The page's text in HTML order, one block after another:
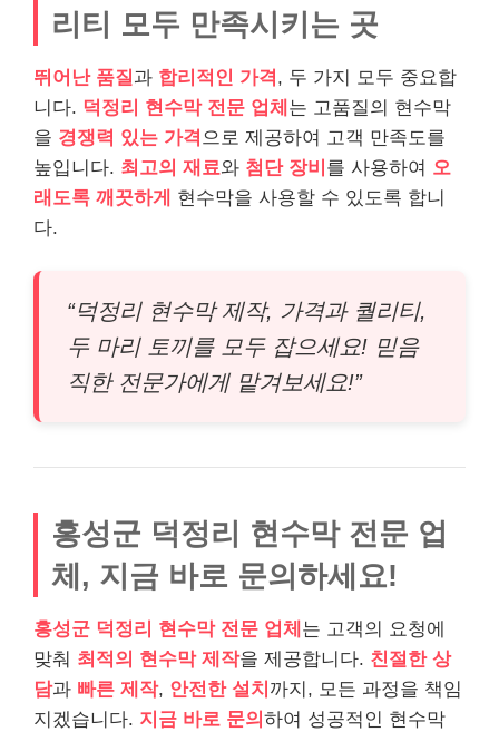
리티 모두 만족시키는 곳
뛰어난 품질과 합리적인 가격 , 두 가지 모두 중요합
니다. 덕정리 현수막 전문 업체 는 고품질의 현수막
을 경쟁력 있는 가격 으로 제공하여 고객 만족도를
높입니다. 최고의 재료와 첨단 장비 를 사용하여 오
래도록 깨끗하게
현수막을 사용할 수 있도록 합니
다.
“덕정리 현수막 제작, 가격과 퀄리티,
두 마리 토끼를 모두 잡으세요! 믿음
직한 전문가에게 맡겨보세요!”
홍성군 덕정리 현수막 전문 업
체, 지금 바로 문의하세요!
홍성군 덕정리 현수막 전문 업체 는 고객의 요청에
맞춰 최적의 현수막 제작을 제공합니다. 친절한 상
담과 빠른 제작, 안전한 설치 까지, 모든 과정을 책임
지겠습니다. 지금 바로 문의 하여 성공적인 현수막